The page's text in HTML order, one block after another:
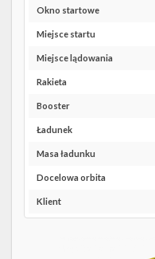
Facebook
Kalendarze
Okno startowe
Miejsce startu
Miejsce lądowania
Rakieta
Booster
Ładunek
Masa ładunku
Docelowa orbita
Klient